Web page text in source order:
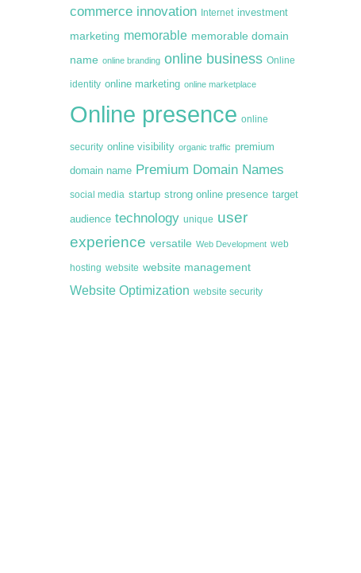
commerce innovation Internet investment
marketing memorable memorable domain
name online branding online business Online
identity online marketing online marketplace
Online presence online
security online visibility organic traffic premium
domain name Premium Domain Names
social media startup strong online presence target
audience technology unique user
experience versatile Web Development web
hosting website website management
Website Optimization website security